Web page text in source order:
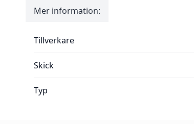
Mer information:
Tillverkare
Skick
Typ